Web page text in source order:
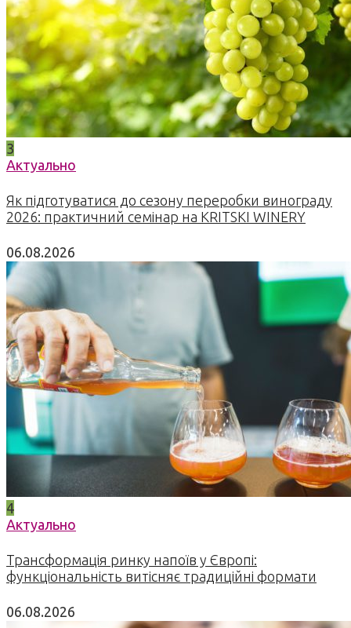
3
Актуально
Як підготуватися до сезону переробки винограду
2026: практичний семінар на KRITSKI WINERY
06.08.2026
4
Актуально
Трансформація ринку напоїв у Європі:
функціональність витісняє традиційні формати
06.08.2026